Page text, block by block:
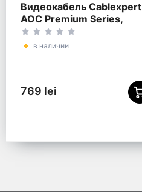
Видеокабель Cablexpert
AOC Premium Series,
DisplayPort (M) -
DisplayPort (M), 5м,
в наличии
769 lei